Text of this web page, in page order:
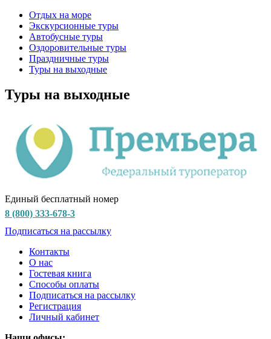
Отдых на море
Экскурсионные туры
Автобусные туры
Оздоровительные туры
Праздничные туры
Туры на выходные
Туры на выходные
Единый бесплатный номер
8 (800) 333-678-3
Подписаться на рассылку
Контакты
О нас
Гостевая книга
Способы оплаты
Подписаться на рассылку
Регистрация
Личный кабинет